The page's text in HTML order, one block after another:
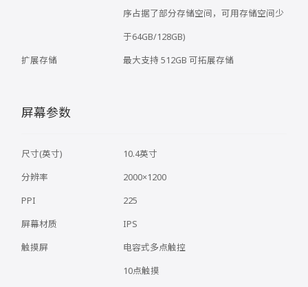
扩展存储
序占据了部分存储空间，可用存储空间少
于64GB/128GB)
最大支持 512GB 可拓展存储
屏幕参数
尺寸(英寸)
分辨率
PPI
屏幕材质
触摸屏
10.4英寸
2000×1200
225
IPS
电容式多点触控
10点触摸